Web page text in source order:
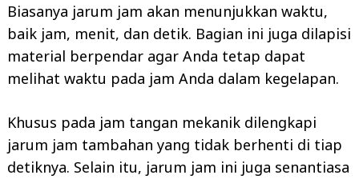
Biasanya jarum jam akan menunjukkan waktu,
baik jam, menit, dan detik. Bagian ini juga dilapisi
material berpendar agar Anda tetap dapat
melihat waktu pada jam Anda dalam kegelapan.
Khusus pada jam tangan mekanik dilengkapi
jarum jam tambahan yang tidak berhenti di tiap
detiknya. Selain itu, jarum jam ini juga senantiasa